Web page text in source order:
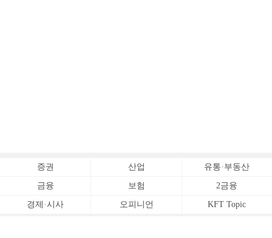
증권 산업 유통·부동산
금융 보험 2금융
경제·시사 오피니언 KFT Topic